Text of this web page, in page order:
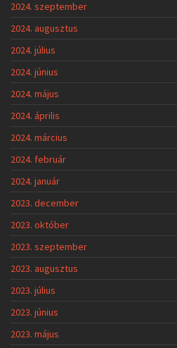
2024. szeptember
2024. augusztus
2024. július
2024. június
2024. május
2024. április
2024. március
2024. február
2024. január
2023. december
2023. október
2023. szeptember
2023. augusztus
2023. július
2023. június
2023. május